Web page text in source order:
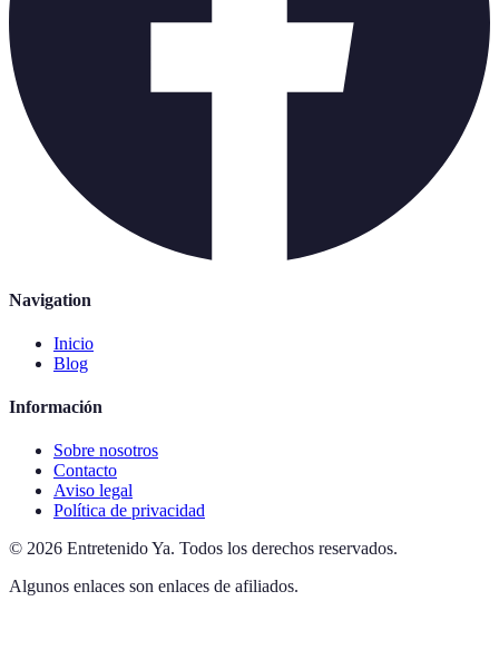
Navigation
Inicio
Blog
Información
Sobre nosotros
Contacto
Aviso legal
Política de privacidad
© 2026 Entretenido Ya. Todos los derechos reservados.
Algunos enlaces son enlaces de afiliados.